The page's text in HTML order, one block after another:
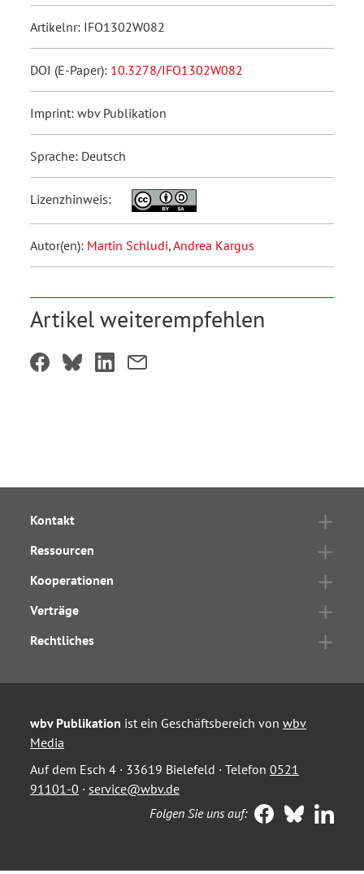
Artikelnr: IFO1302W082
DOI (E-Paper): 10.3278/IFO1302W082
Imprint: wbv Publikation
Sprache: Deutsch
Lizenzhinweis:
Autor(en): Martin Schludi,Andrea Kargus
Artikel weiterempfehlen
Kontakt
Ressourcen
Kooperationen
Verträge
Rechtliches
wbv Publikation ist ein Geschäftsbereich von wbv
Media
Auf dem Esch 4 · 33619 Bielefeld · Telefon 0521
91101-0 · service@wbv.de
Folgen Sie uns auf: